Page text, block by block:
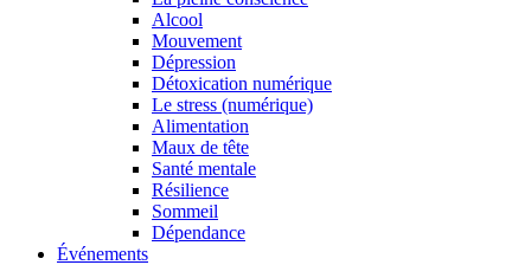
Alcool
Mouvement
Dépression
Détoxication numérique
Le stress (numérique)
Alimentation
Maux de tête
Santé mentale
Résilience
Sommeil
Dépendance
Événements